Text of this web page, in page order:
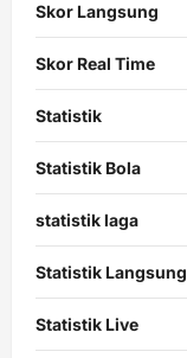
Skor Langsung
Skor Real Time
Statistik
Statistik Bola
statistik laga
Statistik Langsung
Statistik Live